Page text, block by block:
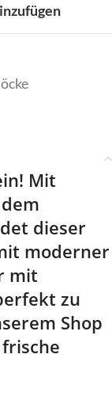
Mit
dieser
moderner
mit
zu
Shop